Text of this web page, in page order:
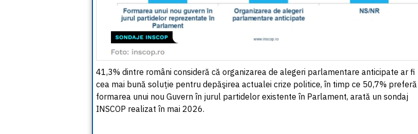
41,3% dintre români consideră că organizarea de alegeri parlamentare anticipate ar fi
cea mai bună soluţie pentru depăşirea actualei crize politice, în timp ce 50,7% preferă
formarea unui nou Guvern în jurul partidelor existente în Parlament, arată un sondaj
INSCOP realizat în mai 2026.